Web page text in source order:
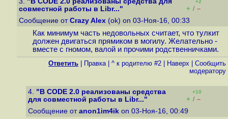
совместной работы в Libr..."
+2
+ / –
Сообщение от Crazy Alex (ok) on 03-Ноя-16, 00:33
Как минимум часть недовольных считает, что тулкит
должен двигаться прямиком в могилу. Желательно -
вместе с гномом, валой и прочими родственничками.
Ответить Правка| ^ к родителю #2 Наверх
Cообщить
модератору
4. "В CODE 2.0 реализованы средства
для совместной работы в Libr..."
+10
+ / –
Сообщение от anon1im4ik on 03-Ноя-16, 00:49